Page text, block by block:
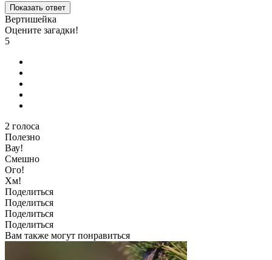
Показать ответ
Вертишейка
Оцените загадки!
5
2 голоса
Полезно
Вау!
Смешно
Ого!
Хм!
Поделиться
Поделиться
Поделиться
Поделиться
Вам также могут понравиться